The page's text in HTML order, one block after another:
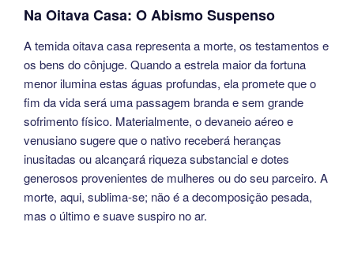
Na Oitava Casa: O Abismo Suspenso
A temida oitava casa representa a morte, os testamentos e
os bens do cônjuge. Quando a estrela maior da fortuna
menor ilumina estas águas profundas, ela promete que o
fim da vida será uma passagem branda e sem grande
sofrimento físico. Materialmente, o devaneio aéreo e
venusiano sugere que o nativo receberá heranças
inusitadas ou alcançará riqueza substancial e dotes
generosos provenientes de mulheres ou do seu parceiro. A
morte, aqui, sublima-se; não é a decomposição pesada,
mas o último e suave suspiro no ar.